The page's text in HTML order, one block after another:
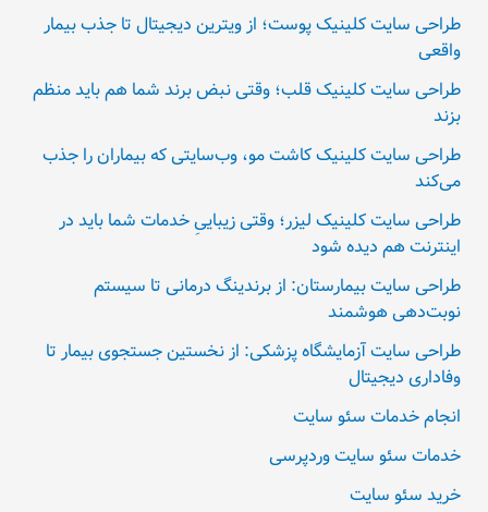
طراحی سایت کلینیک پوست؛ از ویترین دیجیتال تا جذب بیمار
واقعی
طراحی سایت کلینیک قلب؛ وقتی نبض برند شما هم باید منظم
بزند
طراحی سایت کلینیک کاشت مو، وب‌سایتی که بیماران را جذب
می‌کند
طراحی سایت کلینیک لیزر؛ وقتی زیباییِ خدمات شما باید در
اینترنت هم دیده شود
طراحی سایت بیمارستان: از برندینگ درمانی تا سیستم
نوبت‌دهی هوشمند
طراحی سایت آزمایشگاه پزشکی: از نخستین جستجوی بیمار تا
وفاداری دیجیتال
انجام خدمات سئو سایت
خدمات سئو سایت وردپرسی
خرید سئو سایت